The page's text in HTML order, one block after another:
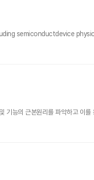
semiconductdevice
기능의 근본원리를 파악하고 이